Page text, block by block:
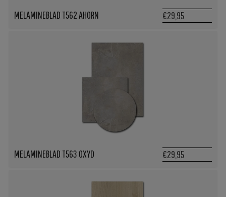
MELAMINEBLAD T562 AHORN €29,95
MELAMINEBLAD T563 OXYD €29,95